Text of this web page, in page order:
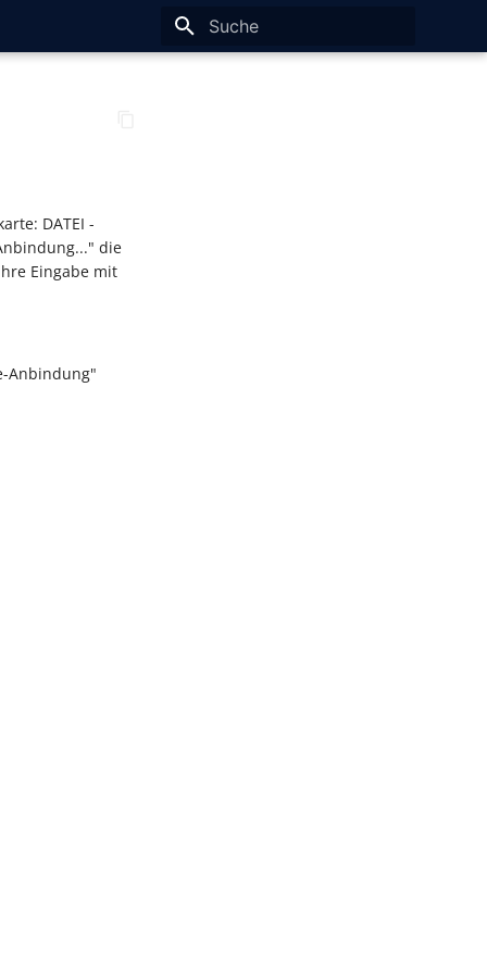
DATEI -
die
Eingabe mit
Anbindung"